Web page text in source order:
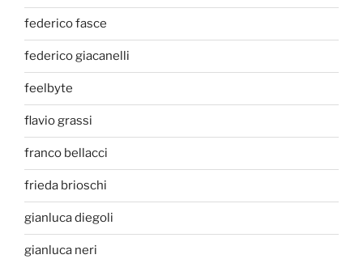
federico fasce
federico giacanelli
feelbyte
flavio grassi
franco bellacci
frieda brioschi
gianluca diegoli
gianluca neri